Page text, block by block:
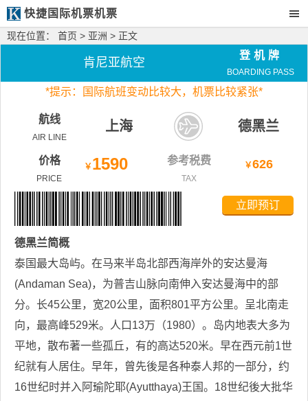
快捷国际机票机票
现在位置： 首页 > 亚洲 > 正文
肯尼亚航空
登机牌
BOARDING PASS
*提示：国际航班变动比较大， 机票比较紧张*
航线
AIR LINE
上海 德黑兰
价格
PRICE
￥ 1590 参考税费
TAX
￥626
立即预订
德黑兰简概
泰国最大岛屿。在马来半岛北部西海岸外的安达曼海
(Andaman Sea)，为普吉山脉向南伸入安达曼海中的部
分。长45公里，宽20公里，面积801平方公里。呈北南走
向，最高峰529米。人口13万（1980）。岛内地表大多为
平地，散布著一些孤丘，有的高达520米。早在西元前1世
纪就有人居住。早年，曾先後是各种泰人邦的一部分，约
16世纪时并入阿瑜陀耶(Ayutthaya)王国。18世纪後大批华